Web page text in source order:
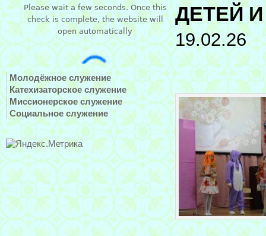
Молодёжное служение
Катехизаторское служение
Миссионерское служение
Социальное служение
ДЕТЕЙ
19.02.26